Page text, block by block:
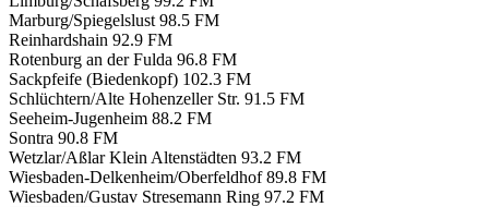
Marburg/Spiegelslust 98.5 FM
Reinhardshain 92.9 FM
Rotenburg an der Fulda 96.8 FM
Sackpfeife (Biedenkopf) 102.3 FM
Schlüchtern/Alte Hohenzeller Str. 91.5 FM
Seeheim-Jugenheim 88.2 FM
Sontra 90.8 FM
Wetzlar/Aßlar Klein Altenstädten 93.2 FM
Wiesbaden-Delkenheim/Oberfeldhof 89.8 FM
Wiesbaden/Gustav Stresemann Ring 97.2 FM